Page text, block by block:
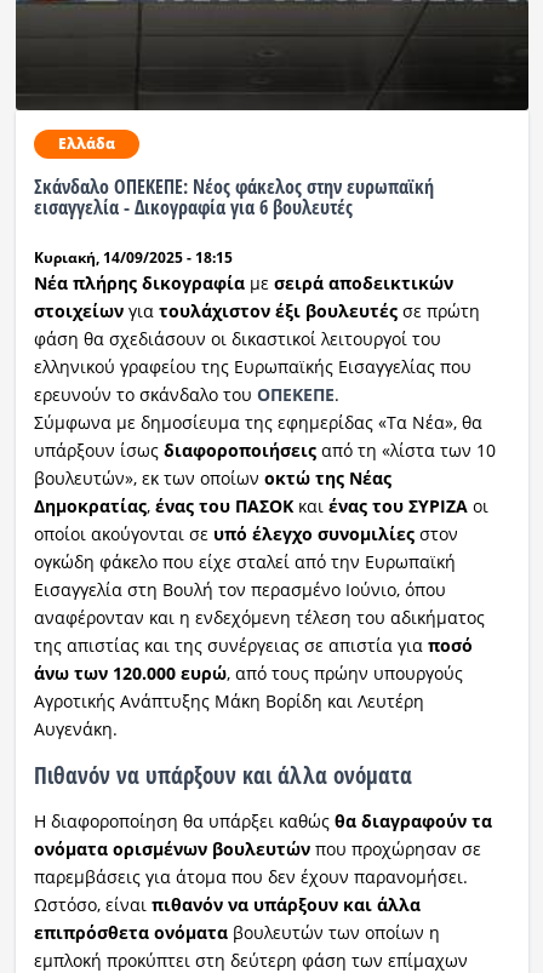
Ελλάδα
Σκάνδαλο ΟΠΕΚΕΠΕ: Νέος φάκελος στην ευρωπαϊκή
εισαγγελία - Δικογραφία για 6 βουλευτές
Κυριακή, 14/09/2025 - 18:15
Νέα πλήρης δικογραφίαμε σειρά αποδεικτικών
στοιχείωνγια τουλάχιστον έξι βουλευτέςσε πρώτη
φάση θα σχεδιάσουν οι δικαστικοί λειτουργοί του
ελληνικού γραφείου της Ευρωπαϊκής Εισαγγελίας που
ερευνούν το σκάνδαλο του ΟΠΕΚΕΠΕ.
Σύμφωνα με δημοσίευμα της εφημερίδας «Τα Νέα», θα
υπάρξουν ίσως διαφοροποιήσειςαπό τη «λίστα των 10
βουλευτών», εκ των οποίων οκτώ της Νέας
Δημοκρατίας, ένας του ΠΑΣΟΚκαι ένας του ΣΥΡΙΖΑοι
οποίοι ακούγονται σε υπό έλεγχο συνομιλίεςστον
ογκώδη φάκελο που είχε σταλεί από την Ευρωπαϊκή
Εισαγγελία στη Βουλή τον περασμένο Ιούνιο, όπου
αναφέρονταν και η ενδεχόμενη τέλεση του αδικήματος
της απιστίας και της συνέργειας σε απιστία για ποσό
άνω των 120.000 ευρώ, από τους πρώην υπουργούς
Αγροτικής Ανάπτυξης Μάκη Βορίδη και Λευτέρη
Αυγενάκη.
Πιθανόν να υπάρξουν και άλλα ονόματα
Η διαφοροποίηση θα υπάρξει καθώςθα διαγραφούν τα
ονόματα ορισμένων βουλευτώνπου προχώρησαν σε
παρεμβάσεις για άτομα που δεν έχουν παρανομήσει.
Ωστόσο, είναι πιθανόν να υπάρξουν και άλλα
επιπρόσθετα ονόματαβουλευτών των οποίων η
εμπλοκή προκύπτει στη δεύτερη φάση των επίμαχων